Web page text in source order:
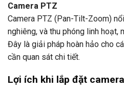
Camera PTZ
Camera PTZ (Pan-Tilt-Zoom)
nghiêng, và thu phóng linh hoạt,
Đây là giải pháp hoàn hảo cho
cần quan sát chi tiết.
Lợi ích khi lắp đặt